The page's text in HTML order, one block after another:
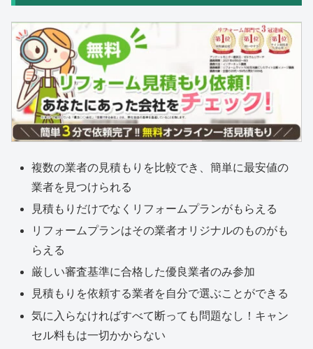
複数の業者の見積もりを比較でき、簡単に最安値の
業者を見つけられる
見積もりだけでなくリフォームプランがもらえる
リフォームプランはその業者オリジナルのものがも
らえる
厳しい審査基準に合格した優良業者のみ参加
見積もりを依頼する業者を自分で選ぶことができる
気に入らなければすべて断っても問題なし！キャン
セル料もは一切かからない